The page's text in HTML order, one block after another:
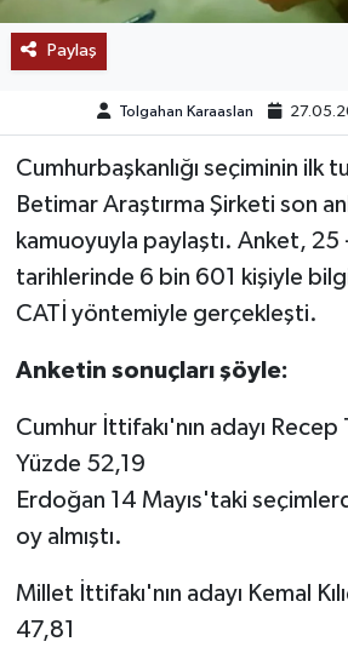
Paylaş
Tolgahan Karaaslan
Cumhurbaşkanlığı seçiminin ilk
Betimar Araştırma Şirketi son
kamuoyuyla paylaştı. Anket, 25
tarihlerinde 6 bin 601 kişiyle
CATİ yöntemiyle gerçekleşti.
Anketin sonuçları şöyle:
Cumhur İttifakı'nın adayı
Yüzde 52,19
Erdoğan 14 Mayıs'taki
oy almıştı.
Millet İttifakı'nın adayı Kemal
47,81
POPÜLER
DÜNYA
TREND
MEDYA
OTOMOTİV
TEKNOLOJİ
YAŞAM